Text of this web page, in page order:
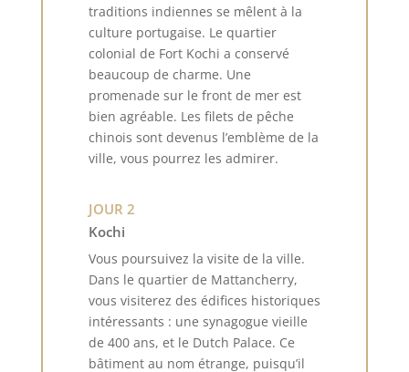
traditions indiennes se mêlent à la
culture portugaise. Le quartier
colonial de Fort Kochi a conservé
beaucoup de charme. Une
promenade sur le front de mer est
bien agréable. Les filets de pêche
chinois sont devenus l’emblème de la
ville, vous pourrez les admirer.
JOUR 2
Kochi
Vous poursuivez la visite de la ville.
Dans le quartier de Mattancherry,
vous visiterez des édifices historiques
intéressants : une synagogue vieille
de 400 ans, et le Dutch Palace. Ce
bâtiment au nom étrange, puisqu’il